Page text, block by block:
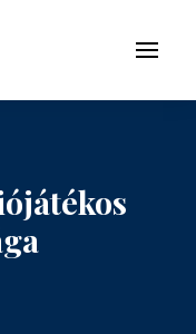
Menü